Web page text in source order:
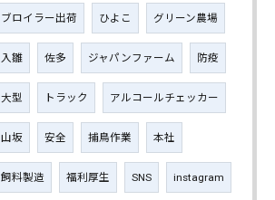
ブロイラー出荷 ひよこ グリーン農場
入雛 佐多 ジャパンファーム 防疫
大型 トラック アルコールチェッカー
山坂 安全 捕鳥作業 本社
飼料製造 福利厚生 SNS instagram